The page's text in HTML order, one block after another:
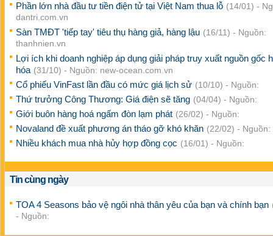
Phần lớn nhà đầu tư tiền điện tử tại Việt Nam thua lỗ (14/01) -
dantri.com.vn
Sàn TMĐT 'tiếp tay' tiêu thụ hàng giả, hàng lậu (16/11) - Nguồn:
thanhnien.vn
Lợi ích khi doanh nghiệp áp dụng giải pháp truy xuất nguồn gốc
hóa (31/10) - Nguồn: new-ocean.com.vn
Cổ phiếu VinFast lần đầu có mức giá lịch sử (10/10) - Nguồn:
Thứ trưởng Công Thương: Giá điện sẽ tăng (04/04) - Nguồn:
Giới buôn hàng hoá ngấm đòn lạm phát (26/02) - Nguồn:
Novaland đề xuất phương án tháo gỡ khó khăn (22/02) - Nguồn:
Nhiều khách mua nhà hủy hợp đồng cọc (16/01) - Nguồn:
Tin cùng ngày
TOA 4 Seasons bảo vệ ngôi nhà thân yêu của bạn và chính bạn
- Nguồn: